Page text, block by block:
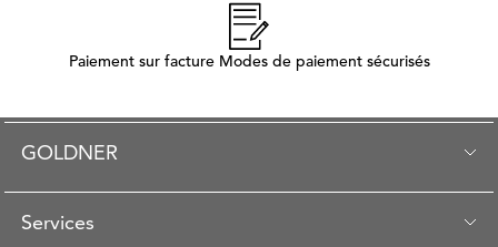
Paiement sur facture Modes de paiement sécurisés
GOLDNER
Services